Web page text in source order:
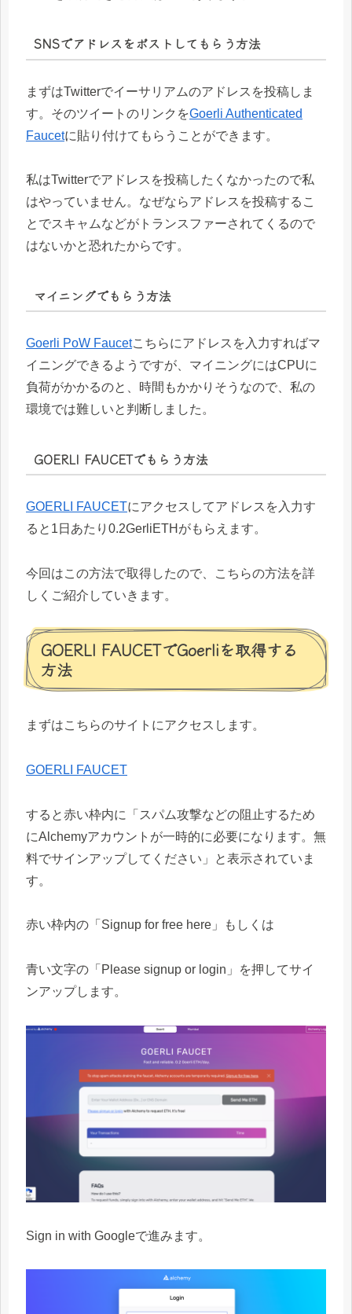
SNSでアドレスをポストしてもらう方法
まずはTwitterでイーサリアムのアドレスを投稿しま
す。そのツイートのリンクをGoerli Authenticated
Faucetに貼り付けてもらうことができます。
私はTwitterでアドレスを投稿したくなかったので私
はやっていません。なぜならアドレスを投稿するこ
とでスキャムなどがトランスファーされてくるので
はないかと恐れたからです。
マイニングでもらう方法
Goerli PoW Faucetこちらにアドレスを入力すればマ
イニングできるようですが、マイニングにはCPUに
負荷がかかるのと、時間もかかりそうなので、私の
環境では難しいと判断しました。
GOERLI FAUCETでもらう方法
GOERLI FAUCETにアクセスしてアドレスを入力す
ると1日あたり0.2GerliETHがもらえます。
今回はこの方法で取得したので、こちらの方法を詳
しくご紹介していきます。
GOERLI FAUCETでGoerliを取得する
方法
まずはこちらのサイトにアクセスします。
GOERLI FAUCET
すると赤い枠内に「スパム攻撃などの阻止するため
にAlchemyアカウントが一時的に必要になります。無
料でサインアップしてください」と表示されていま
す。
赤い枠内の「Signup for free here」もしくは
青い文字の「Please signup or login」を押してサイ
ンアップします。
Sign in with Googleで進みます。